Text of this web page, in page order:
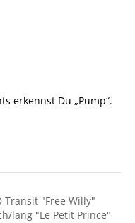
erkennst Du „Pump“.
Transit "Free Willy"
lang "Le Petit Prince"